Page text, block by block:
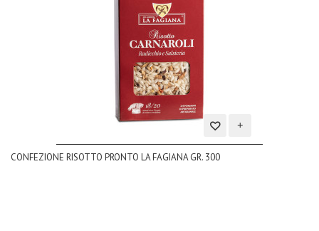
Aggiungi
alla
CONFEZIONE RISOTTO PRONTO LA FAGIANA GR. 300